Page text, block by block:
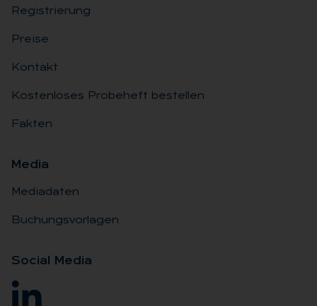
Registrierung
Preise
Kontakt
Kostenloses Probeheft bestellen
Fakten
Me­dia
Mediadaten
Buchungsvorlagen
So­ci­al Me­dia